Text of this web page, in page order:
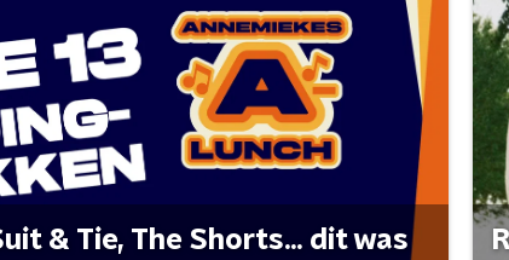
& Tie, The Shorts... dit was